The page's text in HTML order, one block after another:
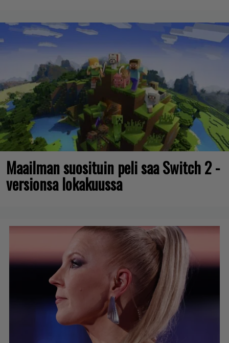
Maailman suosituin peli saa Switch 2 -
versionsa lokakuussa